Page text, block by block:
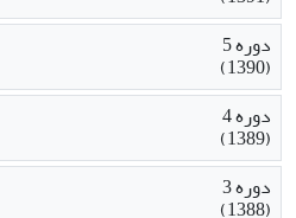
دوره 5
(1390)
دوره 4
(1389)
دوره 3
(1388)